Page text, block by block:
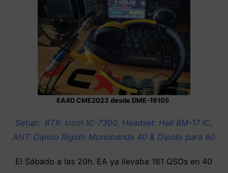
EA4D CME2023 desde DME-19105
Setup: RTX: Icom IC-7300, Headset: Heil BM-17 IC,
ANT: Dipolo Rígido Monobanda 40 & Dipolo para 80
El Sábado a las 20h. EA ya llevaba 181 QSOs en 40